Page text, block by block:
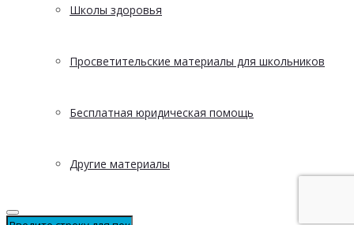
Школы здоровья
Просветительские материалы для школьников
Бесплатная юридическая помощь
Другие материалы